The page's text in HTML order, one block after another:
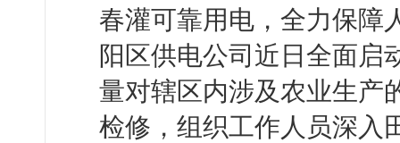
春灌可靠用电，全力保障
阳区供电公司近日全面启
量对辖区内涉及农业生产
检修，组织工作人员深入